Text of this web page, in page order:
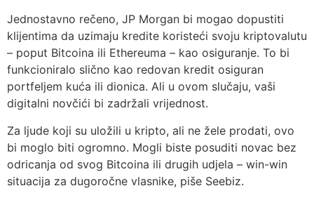
Jednostavno rečeno, JP Morgan bi mogao dopustiti
klijentima da uzimaju kredite koristeći svoju kriptovalutu
– poput Bitcoina ili Ethereuma – kao osiguranje. To bi
funkcioniralo slično kao redovan kredit osiguran
portfeljem kuća ili dionica. Ali u ovom slučaju, vaši
digitalni novčići bi zadržali vrijednost.
Za ljude koji su uložili u kripto, ali ne žele prodati, ovo
bi moglo biti ogromno. Mogli biste posuditi novac bez
odricanja od svog Bitcoina ili drugih udjela – win-win
situacija za dugoročne vlasnike, piše Seebiz.